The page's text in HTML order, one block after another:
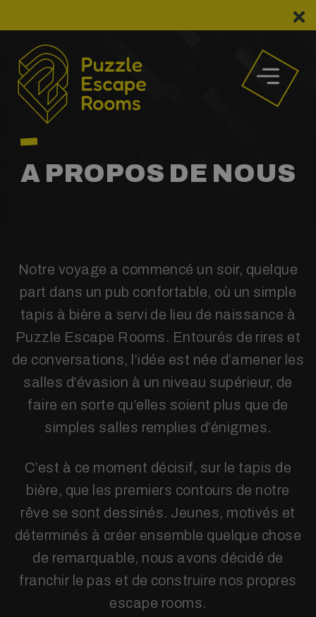
contenu
A PROPOS DE NOUS
Notre voyage a commencé un soir, quelque
part dans un pub confortable, où un simple
tapis à bière a servi de lieu de naissance à
Puzzle Escape Rooms. Entourés de rires et
de conversations, l’idée est née d’amener les
salles d’évasion à un niveau supérieur, de
faire en sorte qu’elles soient plus que de
simples salles remplies d’énigmes.
C’est à ce moment décisif, sur le tapis de
bière, que les premiers contours de notre
rêve se sont dessinés. Jeunes, motivés et
déterminés à créer ensemble quelque chose
de remarquable, nous avons décidé de
franchir le pas et de construire nos propres
escape rooms.